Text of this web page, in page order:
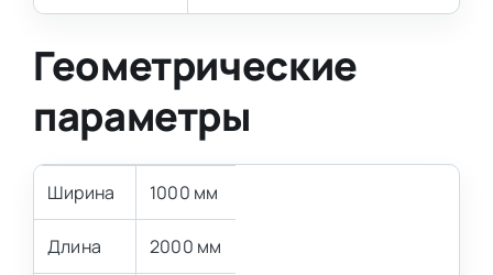
Геометрические
параметры
Ширина 1000 мм
Длина 2000 мм